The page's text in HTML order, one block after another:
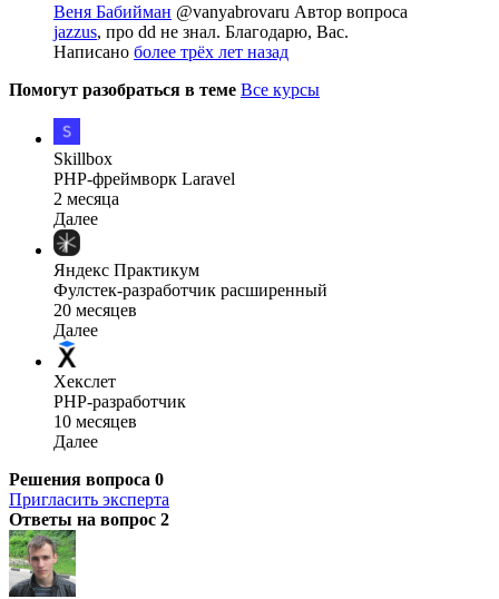
Веня Бабийман @vanyabrovaru Автор вопроса
jazzus, про dd не знал. Благодарю, Вас.
Написано более трёх лет назад
Помогут разобраться в теме Все курсы
Skillbox
PHP-фреймворк Laravel
2 месяца
Далее
Яндекс Практикум
Фулстек-разработчик расширенный
20 месяцев
Далее
Хекслет
PHP-разработчик
10 месяцев
Далее
Решения вопроса 0
Пригласить эксперта
Ответы на вопрос 2